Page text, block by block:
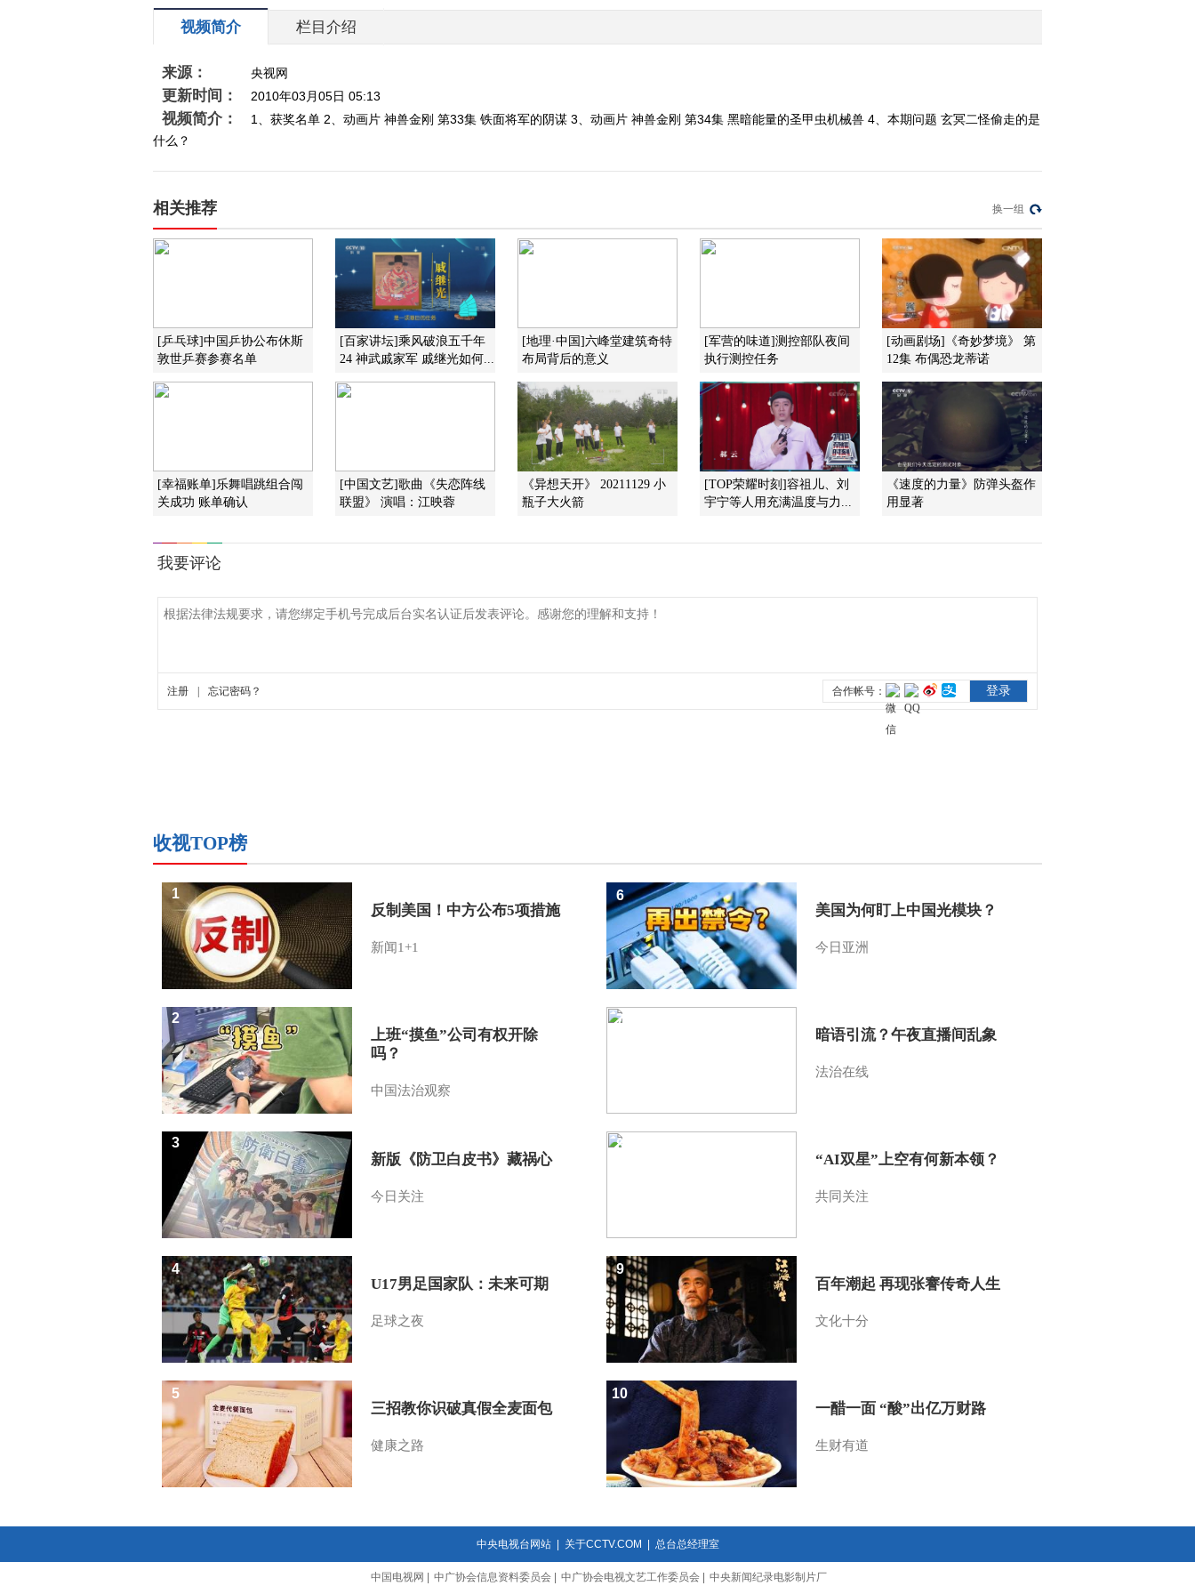
2010-03-02 07:42:38
动画乐翻天 2010年 第49
2010-02-26 20:05:08
动画乐翻天 2010年 第48
期
2010-02-26 09:29:39
期
2010-02-24 20:13:33
动画乐翻天 2010年 第46
期
期
2010-02-21 08:59:21
2010-02-18 07:39:09
动画乐翻天 2010年 第39
期
2010-02-13 07:36:15
期
视频简介 栏目介绍
来源： 央视网
更新时间： 2010年03月05日 05:13
视频简介：
1、获奖名单 2、动画片 神兽金刚 第33集 铁面将军的阴谋 3、动画片 神兽金刚 第34集 黑暗能量的圣甲虫机械兽 4、本期问题 玄冥二怪偷走的是
什么？
相关推荐 换一组
[乒乓球]中国乒协公布休斯
敦世乒赛参赛名单
[百家讲坛]乘风破浪五千年
24 神武戚家军 戚继光如何...
[地理·中国]六峰堂建筑奇特
布局背后的意义
[军营的味道]测控部队夜间
执行测控任务
[动画剧场]《奇妙梦境》 第
12集 布偶恐龙蒂诺
[幸福账单]乐舞唱跳组合闯
关成功 账单确认
[中国文艺]歌曲《失恋阵线
联盟》 演唱：江映蓉
《异想天开》 20211129 小
瓶子大火箭
[TOP荣耀时刻]容祖儿、刘
宇宁等人用充满温度与力...
《速度的力量》防弹头盔作
用显著
收视TOP榜
反制美国！中方公布5项措施
新闻1+1
1
上班“摸鱼”公司有权开除
吗？
中国法治观察
2
新版《防卫白皮书》藏祸心
今日关注
3
U17男足国家队：未来可期
足球之夜
4
三招教你识破真假全麦面包
健康之路
5
美国为何盯上中国光模块？
今日亚洲
6
暗语引流？午夜直播间乱象
法治在线
7
“AI双星”上空有何新本领？
共同关注
8
百年潮起 再现张謇传奇人生
文化十分
9
一醋一面 “酸”出亿万财路
生财有道
10
中央电视台网站| 关于CCTV.COM 总台总经理室
中国电视网 中广协会信息资料委员会 中广协会电视文艺工作委员会 中央新闻纪录电影制片厂